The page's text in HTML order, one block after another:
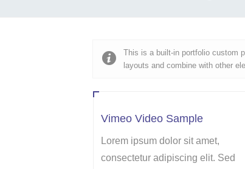
This is a built-in portfolio custom
layouts and combine with other
Vimeo Video Sample
Lorem ipsum dolor sit amet,
consectetur adipiscing elit. Sed